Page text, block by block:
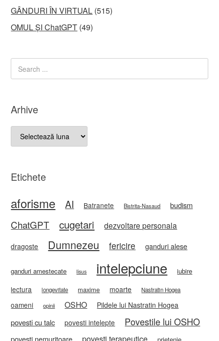
GÂNDURI ÎN VIRTUAL (515)
OMUL ȘI ChatGPT (49)
Arhive
Arhive
Etichete
aforisme AI Batranete Bistrita-Nasaud budism
ChatGPT cugetari dezvoltare personala
dragoste Dumnezeu fericire ganduri alese
ganduri amestecate Iisus intelepciune iubire
lectura longevitate maxime moarte Nastratin Hogea
oameni opinii OSHO Pildele lui Nastratin Hogea
povesti cu talc povesti intelepte Povestile lui OSHO
povesti nemuritoare povesti terapeutice prietenie